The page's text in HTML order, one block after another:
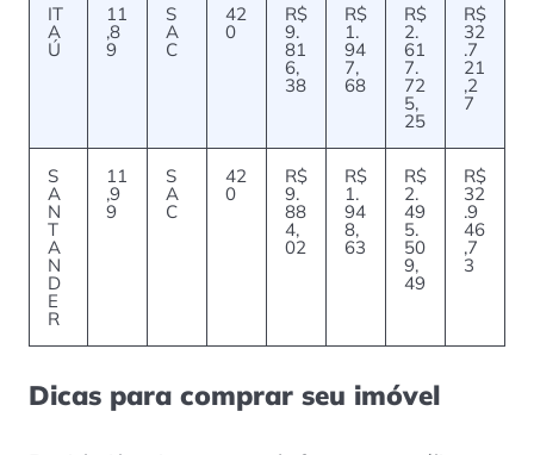
IT
A
Ú
11
,8
9
S
A
C
42
0
R$
9.
81
6,
38
R$
1.
94
7,
68
R$
2.
61
7.
72
5,
25
R$
32
.7
21
,2
7
S
A
N
T
A
N
D
E
R
11
,9
9
S
A
C
42
0
R$
9.
88
4,
02
R$
1.
94
8,
63
R$
2.
49
5.
50
9,
49
R$
32
.9
46
,7
3
Dicas para comprar seu imóvel